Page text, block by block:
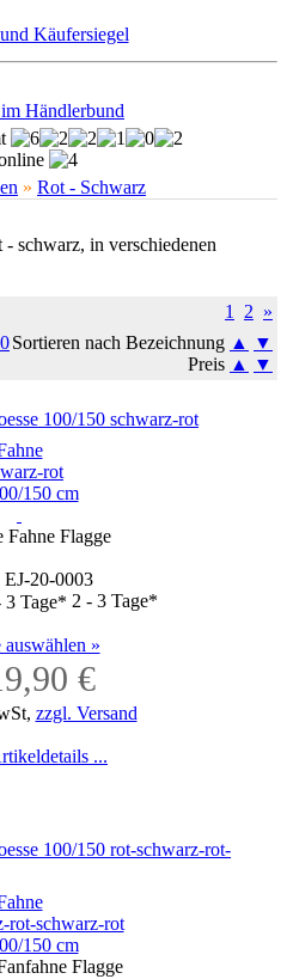
» Rot - Schwarz
schwarz, in verschiedenen
1 2 »
Sortieren nach Bezeichnung ▲
▼
Preis ▲ ▼
rot
150 cm
Fahne Flagge
20-0003
2 - 3 Tage*
auswählen »
€
zzgl. Versand
...
rot-schwarz-rot
150 cm
Flagge